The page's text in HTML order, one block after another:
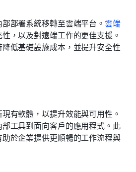
部署系統移轉至雲端平台。雲端
，以及對遠端工作的更佳支援。
低基礎設施成本，並提升安全性
有軟體，以提升效能與可用性。
工具到面向客戶的應用程式。此
助於企業提供更順暢的工作流程與